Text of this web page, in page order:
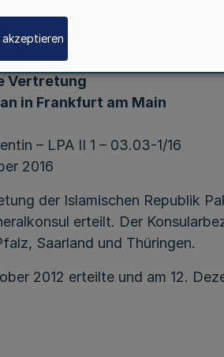
Vertretung
in Frankfurt am Main
– LPA II 1 – 03.03-1/16
2016
der Islamischen Republik
erteilt. Der
Saarland und Thüringen.
2012 erteilte und am 12.